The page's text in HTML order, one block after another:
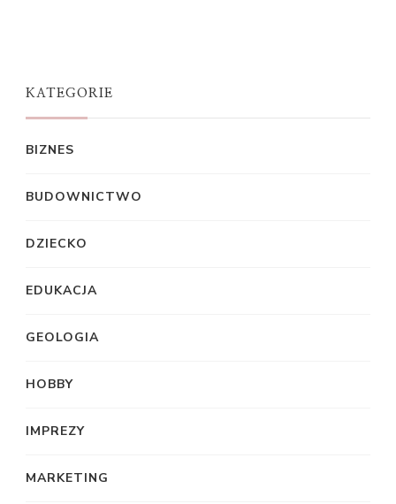
KATEGORIE
BIZNES
BUDOWNICTWO
DZIECKO
EDUKACJA
GEOLOGIA
HOBBY
IMPREZY
MARKETING